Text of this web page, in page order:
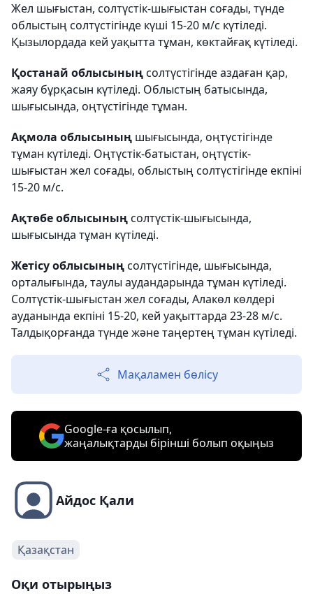
Жел шығыстан, солтүстік-шығыстан соғады, түнде
облыстың солтүстігінде күші 15-20 м/с күтіледі.
Қызылордада кей уақытта тұман, көктайғақ күтіледі.
Қостанай облысыныңсолтүстігінде аздаған қар,
жаяу бұрқасын күтіледі. Облыстың батысында,
шығысында, оңтүстігінде тұман.
Ақмола облысының шығысында, оңтүстігінде
тұман күтіледі. Оңтүстік-батыстан, оңтүстік-
шығыстан жел соғады, облыстың солтүстігінде екпіні
15-20 м/с.
Ақтөбе облысыныңсолтүстік-шығысында,
шығысында тұман күтіледі.
Жетісу облысыныңсолтүстігінде, шығысында,
орталығында, таулы аудандарында тұман күтіледі.
Солтүстік-шығыстан жел соғады, Алакөл көлдері
ауданында екпіні 15-20, кей уақыттарда 23-28 м/с.
Талдықорғанда түнде және таңертең тұман күтіледі.
Мақаламен бөлісу
Google-ға қосылып,
жаңалықтарды бірінші болып оқыңыз
Айдос Қали
Қазақстан
Оқи отырыңыз